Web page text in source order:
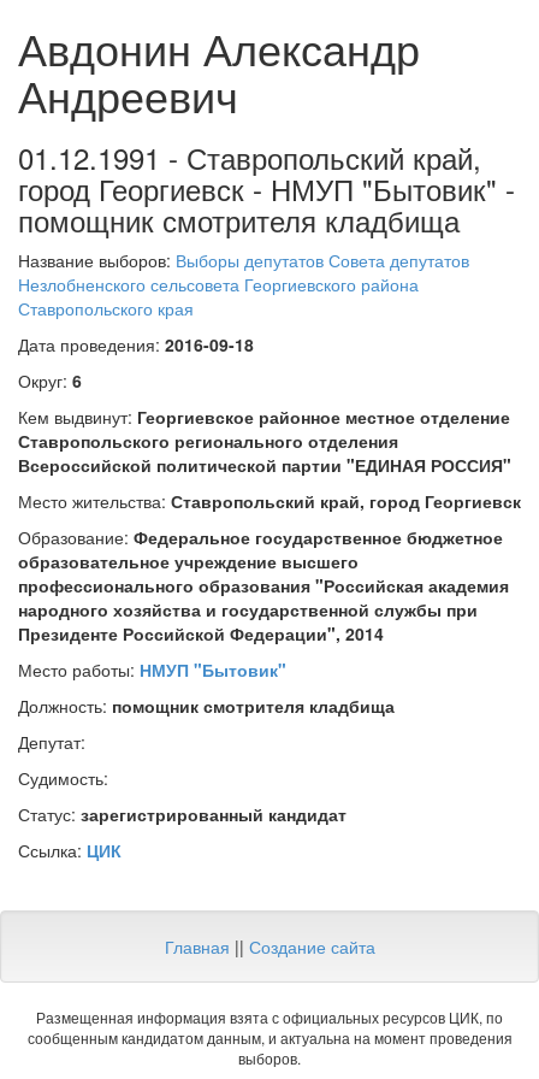
Авдонин Александр
Андреевич
01.12.1991 - Ставропольский край,
город Георгиевск - НМУП "Бытовик" -
помощник смотрителя кладбища
Название выборов: Выборы депутатов Совета депутатов
Незлобненского сельсовета Георгиевского района
Ставропольского края
Дата проведения: 2016-09-18
Округ: 6
Кем выдвинут: Георгиевское районное местное отделение
Ставропольского регионального отделения
Всероссийской политической партии "ЕДИНАЯ РОССИЯ"
Место жительства: Ставропольский край, город Георгиевск
Образование: Федеральное государственное бюджетное
образовательное учреждение высшего
профессионального образования "Российская академия
народного хозяйства и государственной службы при
Президенте Российской Федерации", 2014
Место работы: НМУП "Бытовик"
Должность: помощник смотрителя кладбища
Депутат:
Судимость:
Статус: зарегистрированный кандидат
Ссылка: ЦИК
Главная || Создание сайта
Размещенная информация взята с официальных ресурсов ЦИК, по
сообщенным кандидатом данным, и актуальна на момент проведения
выборов.